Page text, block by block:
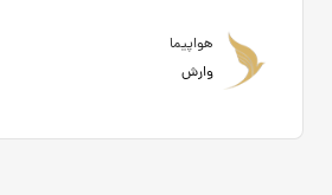
هواپیما
وارش